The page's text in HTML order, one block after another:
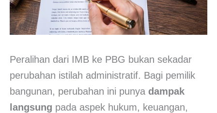
Peralihan dari IMB ke PBG bukan sekadar
perubahan istilah administratif. Bagi pemilik
bangunan, perubahan ini punya dampak
langsung pada aspek hukum, keuangan,